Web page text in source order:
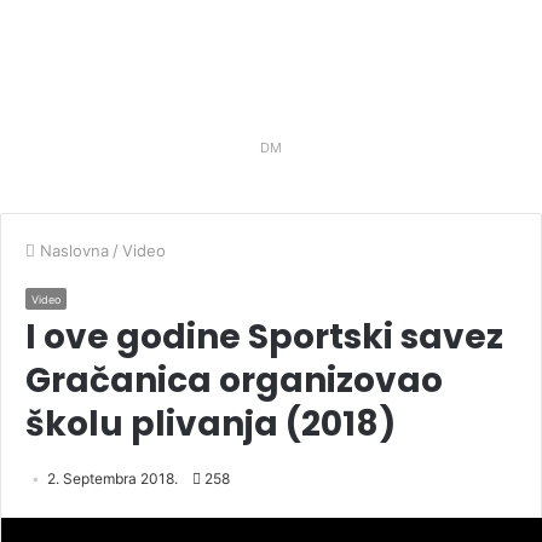
DM
Naslovna / Video
Video
I ove godine Sportski savez
Gračanica organizovao
školu plivanja (2018)
2. Septembra 2018. 258